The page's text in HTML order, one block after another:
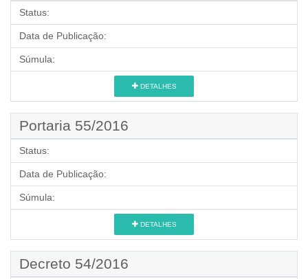
Status:
Data de Publicação:
Súmula:
DETALHES
Portaria 55/2016
Status:
Data de Publicação:
Súmula:
DETALHES
Decreto 54/2016